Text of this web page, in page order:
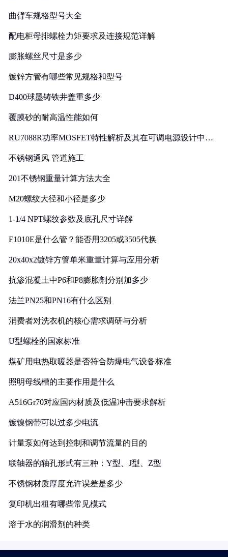
曲臂车规格型号大全
配电柜母排螺栓力矩要求及连接规范详解
膨胀螺丝尺寸是多少
镀锌方管有哪些常见规格和型号
D400球墨铸铁井盖重多少
覆膜砂的耐高温性能如何
RU7088R功率MOSFET特性解析及其在可调电源设计中的
不锈钢通风 管道施工
201不锈钢重量计算方法大全
M20螺纹大径和小径是多少
1-1/4 NPT螺纹参数及底孔尺寸详解
F1010E是什么管？能否用3205或3505代换
20x40x2镀锌方管单米重量计算与应用分析
抗渗混凝土中P6和P8膨胀剂分别加多少
法兰PN25和PN16有什么区别
消费者对洗衣机的核心需求调研与分析
U型螺栓的国家标准
煤矿用电热取暖器是否符合防爆电气设备标准
照明母线槽的主要作用是什么
A516Gr70对应国内材质及低温冲击要求解析
镀镍钢带可以过多少电流
计量泵如何达到控制和调节流量的目的
联轴器的轴孔形式有三种：Y型、J型、Z型
不锈钢材质厚度允许误差是多少
复印机出租有哪些常见模式
溶于水的润滑剂的种类